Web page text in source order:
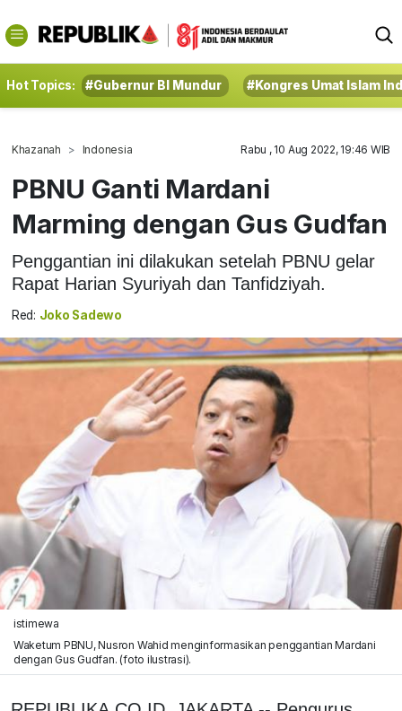
Hot Topics: #Gubernur BI Mundur #Kongres Umat Islam
Khazanah Indonesia Rabu , 10 Aug 2022, 19:46 WIB
PBNU Ganti Mardani
Marming dengan Gus Gudfan
Penggantian ini dilakukan setelah PBNU gelar
Rapat Harian Syuriyah dan Tanfidziyah.
Red: Joko Sadewo
istimewa
Waketum PBNU, Nusron Wahid menginformasikan penggantian Mardani
dengan Gus Gudfan. (foto ilustrasi).